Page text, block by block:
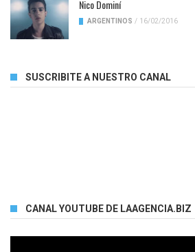
Nico Dominí
ARGENTINOS / 16/02/2016
SUSCRIBITE A NUESTRO CANAL
CANAL YOUTUBE DE LAAGENCIA.BIZ